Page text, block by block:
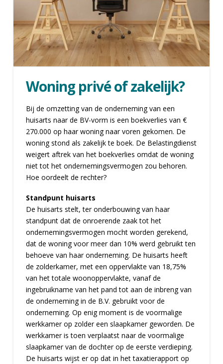
Woning privé of zakelijk?
Bij de omzetting van de onderneming van een
huisarts naar de BV-vorm is een boekverlies van €
270.000 op haar woning naar voren gekomen. De
woning stond als zakelijk te boek. De Belastingdienst
weigert aftrek van het boekverlies omdat de woning
niet tot het ondernemingsvermogen zou behoren.
Hoe oordeelt de rechter?
Standpunt huisarts
De huisarts stelt, ter onderbouwing van haar
standpunt dat de onroerende zaak tot het
ondernemingsvermogen mocht worden gerekend,
dat de woning voor meer dan 10% werd gebruikt ten
behoeve van haar onderneming. De huisarts heeft
de zolderkamer, met een oppervlakte van 18,75%
van het totale woonoppervlakte, vanaf de
ingebruikname van het pand tot aan de inbreng van
de onderneming in de B.V. gebruikt voor de
onderneming. Op enig moment is de voormalige
werkkamer op zolder een slaapkamer geworden. De
werkkamer is toen verplaatst naar de voormalige
slaapkamer van de dochter op de eerste verdieping.
De huisarts wijst er op dat in het taxatierapport op